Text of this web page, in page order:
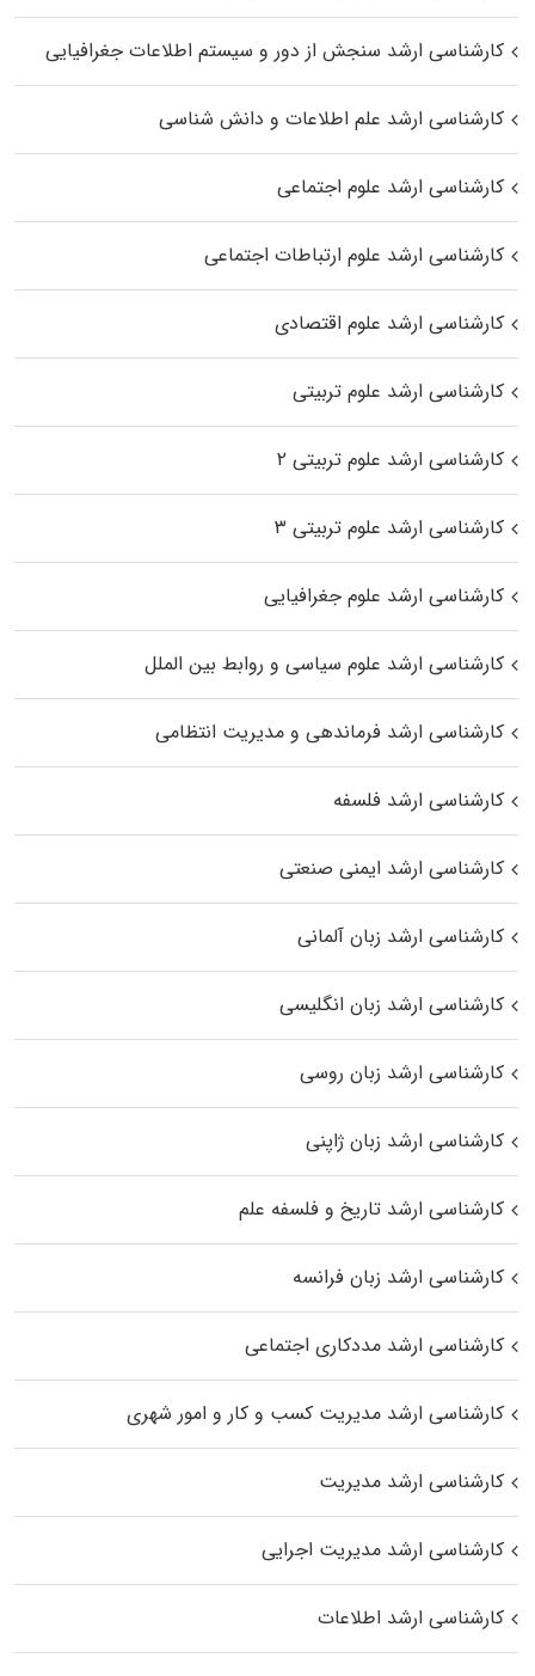
کارشناسی ارشد سنجش از دور و سیستم اطلاعات جغرافیایی
کارشناسی ارشد علم اطلاعات و دانش شناسی
کارشناسی ارشد علوم اجتماعی
کارشناسی ارشد علوم ارتباطات اجتماعی
کارشناسی ارشد علوم اقتصادی
کارشناسی ارشد علوم تربیتی
کارشناسی ارشد علوم تربیتی ۲
کارشناسی ارشد علوم تربیتی ۳
کارشناسی ارشد علوم جغرافیایی
کارشناسی ارشد علوم سیاسی و روابط بین الملل
کارشناسی ارشد فرماندهی و مدیریت انتظامی
کارشناسی ارشد فلسفه
کارشناسی ارشد ایمنی صنعتی
کارشناسی ارشد زبان آلمانی
کارشناسی ارشد زبان انگلیسی
کارشناسی ارشد زبان روسی
کارشناسی ارشد زبان ژاپنی
کارشناسی ارشد تاریخ و فلسفه علم
کارشناسی ارشد زبان فرانسه
کارشناسی ارشد مددکاری اجتماعی
کارشناسی ارشد مدیریت کسب و کار و امور شهری
کارشناسی ارشد مدیریت
کارشناسی ارشد مدیریت اجرایی
کارشناسی ارشد اطلاعات